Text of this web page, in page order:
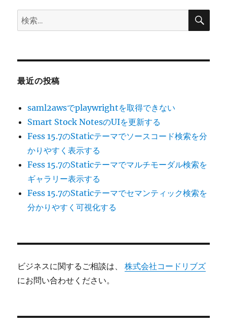
検
索:
検
最近の投稿
saml2awsでplaywrightを取得できない
Smart Stock NotesのUIを更新する
Fess 15.7のStaticテーマでソースコード検索を分
かりやすく表示する
Fess 15.7のStaticテーマでマルチモーダル検索を
ギャラリー表示する
Fess 15.7のStaticテーマでセマンティック検索を
分かりやすく可視化する
ビジネスに関するご相談は、株式会社コードリブズ
にお問い合わせください。